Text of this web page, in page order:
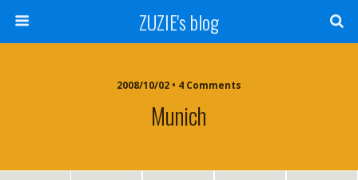
ZUZIE's blog
2008/10/02 • 4 Comments
Munich